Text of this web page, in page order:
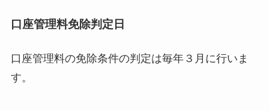
口座管理料免除判定日
口座管理料の免除条件の判定は毎年３月に行いま
す。